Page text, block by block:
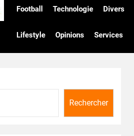
d'Ivoire
Infos
Football Technologie Divers
Lifestyle Opinions Services
Rechercher